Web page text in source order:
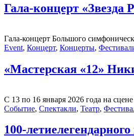
Гала-концерт «Звезда
Гала-концерт Большого
Event, Концерт, Концерты,
«Мастерская «12»
С 13 по 16 января 2026 года на
Событие, Спектакли, Театр,
100-